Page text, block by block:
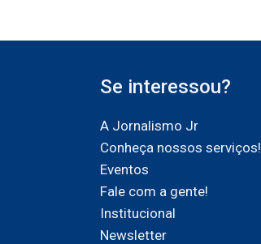
Se interessou?
A Jornalismo Jr
Conheça nossos serviços!
Eventos
Fale com a gente!
Institucional
Newsletter